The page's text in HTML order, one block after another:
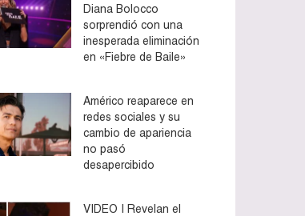
Diana Bolocco
sorprendió con una
inesperada eliminación
en «Fiebre de Baile»
Américo reaparece en
redes sociales y su
cambio de apariencia
no pasó
desapercibido
VIDEO | Revelan el